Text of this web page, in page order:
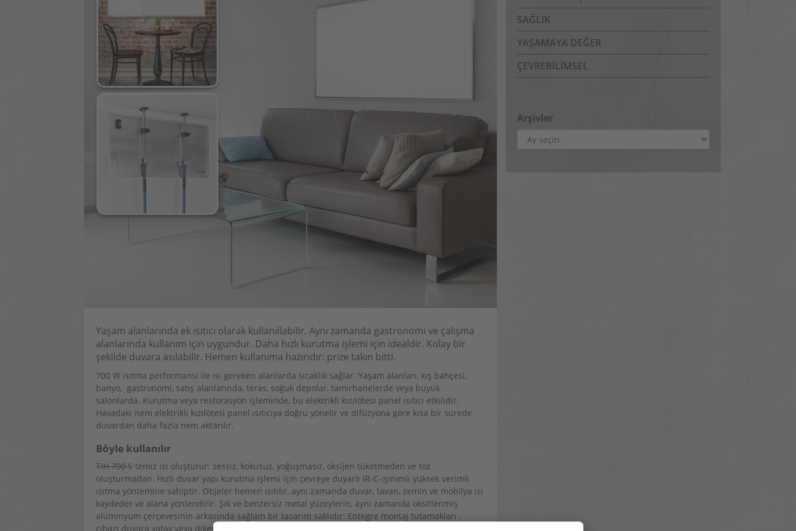
Yaşam alanlarında ek ısıtıcı olarak kullanıllabilir. Aynı zamanda gastronomi ve çalışma
alanlarında kullanım için uygundur. Daha hızlı kurutma işlemi için idealdir. Kolay bir
şekilde duvara asılabilir. Hemen kullanıma hazırıdır: prize takın bitti.
700 W ısıtma performansı ile ısı gereken alanlarda sıcaklık sağlar. Yaşam alanları, kış bahçesi,
banyo, gastronomi, satış alanlarında, teras, soğuk depolar, tamirhanelerde veya büyük
salonlarda. Kurutma veya restorasyon işleminde, bu elektrikli kızılötesi panel ısıtıcı etkilidir.
Havadaki nem elektrikli kızılötesi panel ısıtıcıya doğru yönelir ve difüzyona göre kısa bir sürede
duvardan daha fazla nem aktarılır.
Böyle kullanılır
TIH 700 S temiz ısı oluşturur: sessiz, kokusuz, yoğuşmasız, oksijen tüketmeden ve toz
oluşturmadan. Hızlı duvar yapı kurutma işlemi için çevreye duyarlı IR-C-ışınımlı yüksek verimli
ısıtma yöntemine sahiptir. Objeler hemen ısıtılır, aynı zamanda duvar, tavan, zemin ve mobilya ısı
kaydeder ve alana yönlendirir. Şık ve benzersiz metal yüzeylerin, aynı zamanda oksitlenmiş
alüminyum çerçevesinin arkasında sağlam bir tasarım saklıdır: Entegre montaj tutamakları ,
cihazı duvara yatay veya dikey olarak asmanızı mümkün kılıyor. Opsiyonel olarak sunulan stand
SAĞLIK
YAŞAMAYA DEĞER
ÇEVREBILIMSEL
Arşivler
Arşivler